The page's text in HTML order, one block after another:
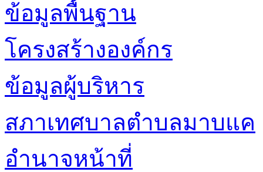
ข้อมูลพื้นฐาน
โครงสร้างองค์กร
ข้อมูลผู้บริหาร
สภาเทศบาลตำบลมาบแค
อำนาจหน้าที่